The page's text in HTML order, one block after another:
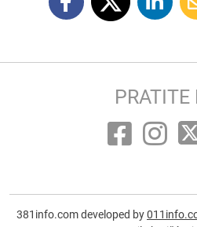
PRATITE
381info.com developed by